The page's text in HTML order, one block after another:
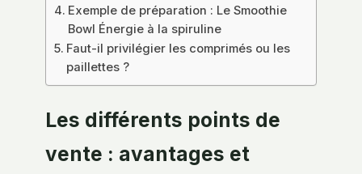
Exemple de préparation : Le Smoothie
Bowl Énergie à la spiruline
Faut-il privilégier les comprimés ou les
paillettes ?
Les différents points de
vente : avantages et